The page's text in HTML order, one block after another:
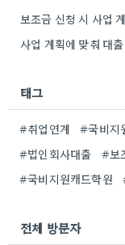
태그
#취업연계 #국비지
#법인회사대출
#보
#국비지원캐드학원
전체 방문자